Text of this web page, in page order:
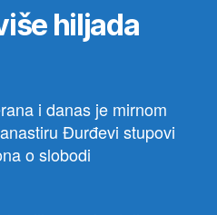
hiljada
i danas je mirnom
Đurđevi stupovi
o slobodi